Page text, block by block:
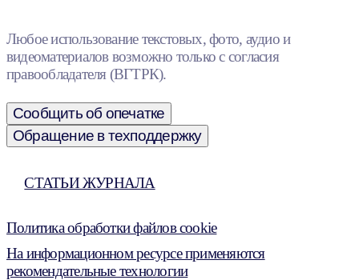
Любое использование текстовых, фото, аудио и
видеоматериалов возможно только с согласия
правообладателя (ВГТРК).
Сообщить об опечатке
Обращение в техподдержку
СТАТЬИ ЖУРНАЛА
Политика обработки файлов cookie
На информационном ресурсе применяются
рекомендательные технологии